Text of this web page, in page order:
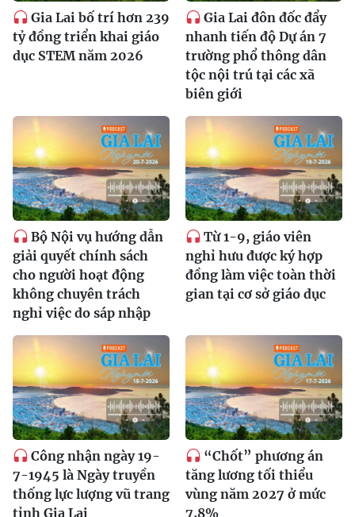
Gia Lai bố trí hơn 239
tỷ đồng triển khai giáo
dục STEM năm 2026
Gia Lai đôn đốc đẩy
nhanh tiến độ Dự án 7
trường phổ thông dân
tộc nội trú tại các xã
biên giới
Bộ Nội vụ hướng dẫn
giải quyết chính sách
cho người hoạt động
không chuyên trách
nghỉ việc do sáp nhập
Từ 1-9, giáo viên
nghỉ hưu được ký hợp
đồng làm việc toàn thời
gian tại cơ sở giáo dục
Công nhận ngày 19-
7-1945 là Ngày truyền
thống lực lượng vũ trang
tỉnh Gia Lai
“Chốt” phương án
tăng lương tối thiểu
vùng năm 2027 ở mức
7,8%